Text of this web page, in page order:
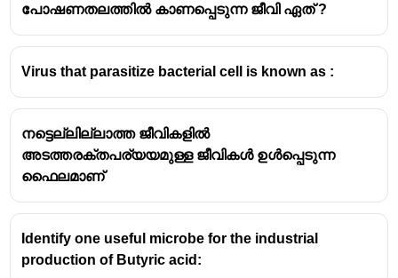
Helianthus plants produce both female flowers and
bisexual flowers on the same plant, which fits the
such as Allium, Lilium, and Oryza, do not exhibit this
sexual system.
പോഷണതലത്തിൽ കാണപ്പെടുന്ന ജീവി ഏത് ?
Virus that parasitize bacterial cell is known as :
നട്ടെല്ലില്ലാത്ത ജീവികളിൽ
അടത്തരക്തപര്യയമുള്ള ജീവികൾ ഉൾപ്പെടുന്ന
ഫൈലമാണ്
Identify one useful microbe for the industrial
production of Butyric acid: